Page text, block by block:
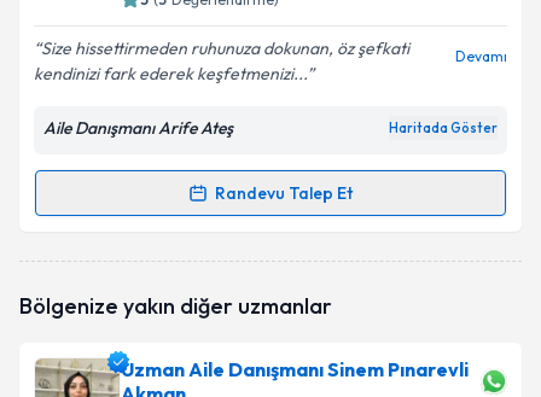
Size hissettirmeden ruhunuza dokunan, öz şefkati
kendinizi fark ederek keşfetmenizi...
Devamı
Aile Danışmanı Arife Ateş Haritada Göster
Randevu Talep Et
Randevu Takvimi Talebi
oluşturun. Size bu uzmandan randevu almanız için bir
E-posta Adresiniz
Bölgenize yakın diğer uzmanlar
Uzman Aile Danışmanı Sinem Pınarevli